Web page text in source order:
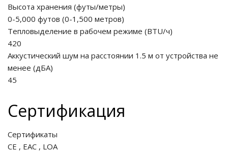
Высота хранения (футы/метры)
0-5,000 футов (0-1,500 метров)
Тепловыделение в рабочем режиме (BTU/ч)
420
Аккустический шум на расстоянии 1.5 м от устройства не
менее (дБА)
45
Сертификация
Сертификаты
CE , EAC , LOA